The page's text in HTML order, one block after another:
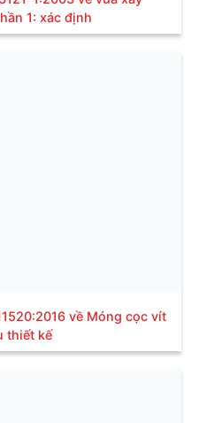
1: xác định
về Móng cọc vít
thiết kế